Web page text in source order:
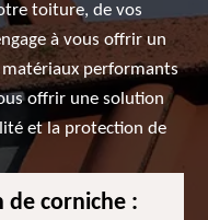
toiture, de vos
à vous offrir un
performants
offrir une solution
et la protection de
de corniche :